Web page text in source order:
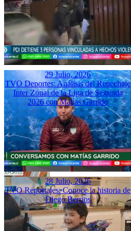
29 Julio, 2026
TVO Deportes: Análisis del Repechaje
Inter Zonal de la Liga de Segunda
2026 con Matías Garrido
28 Julio, 2026
TVO Reportajes: Conoce la historia de
Diego Berrios